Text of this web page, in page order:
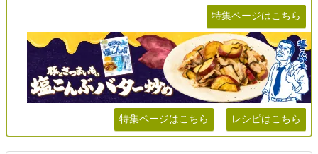
特集ページはこちら
特集ページはこちら レシピはこちら